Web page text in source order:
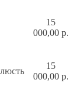
15
000,00 р.
15
000,00 р.